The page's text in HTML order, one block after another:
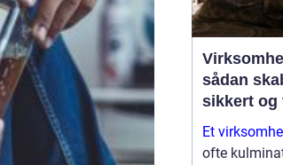
sådan
sikkert og
salg
Et
ofte